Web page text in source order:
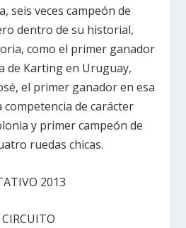
seis veces campeón de
dentro de su historial,
como el primer ganador
de Karting en Uruguay,
el primer ganador en esa
competencia de carácter
y primer campeón de
ruedas chicas.
2013